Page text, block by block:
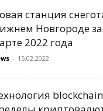
станция
Новгороде
2022 года
- 15.02.2022